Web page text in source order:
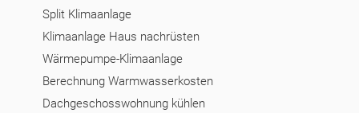
Split Klimaanlage
Klimaanlage Haus nachrüsten
Wärmepumpe-Klimaanlage
Berechnung Warmwasserkosten
Dachgeschosswohnung kühlen